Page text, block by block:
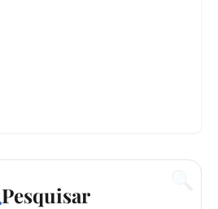
Pesquisar